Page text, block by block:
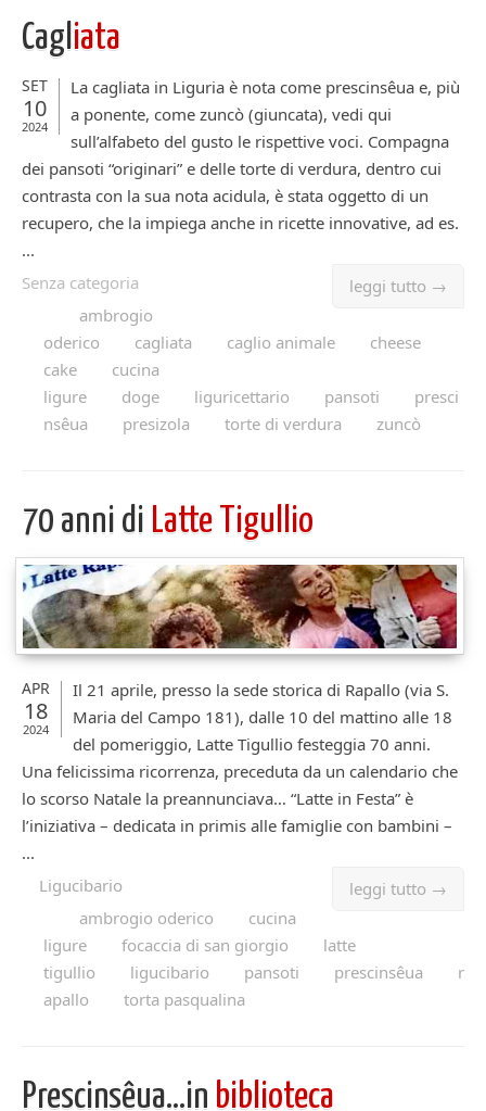
Cagl iata
SET
10
2024
La cagliata in Liguria è nota come prescinsêua e, più
a ponente, come zuncò (giuncata), vedi qui
sull’alfabeto del gusto le rispettive voci. Compagna
dei pansoti “originari” e delle torte di verdura, dentro cui
contrasta con la sua nota acidula, è stata oggetto di un
recupero, che la impiega anche in ricette innovative, ad es.
...
leggi tutto →
Senza categoria
ambrogio
oderico
cagliata caglio animale
cheese
cake
cucina
ligure
doge liguricettario pansoti
presci
nsêua
presizola torte di verdura zuncò
70 anni di Latte Tigullio
APR
18
2024
Il 21 aprile, presso la sede storica di Rapallo (via S.
Maria del Campo 181), dalle 10 del mattino alle 18
del pomeriggio, Latte Tigullio festeggia 70 anni.
Una felicissima ricorrenza, preceduta da un calendario che
lo scorso Natale la preannunciava… “Latte in Festa” è
l’iniziativa – dedicata in primis alle famiglie con bambini –
...
leggi tutto →
Ligucibario
ambrogio oderico
cucina
ligure
focaccia di san giorgio
latte
tigullio
ligucibario pansoti prescinsêua
r
apallo
torta pasqualina
Prescinsêua…in biblioteca